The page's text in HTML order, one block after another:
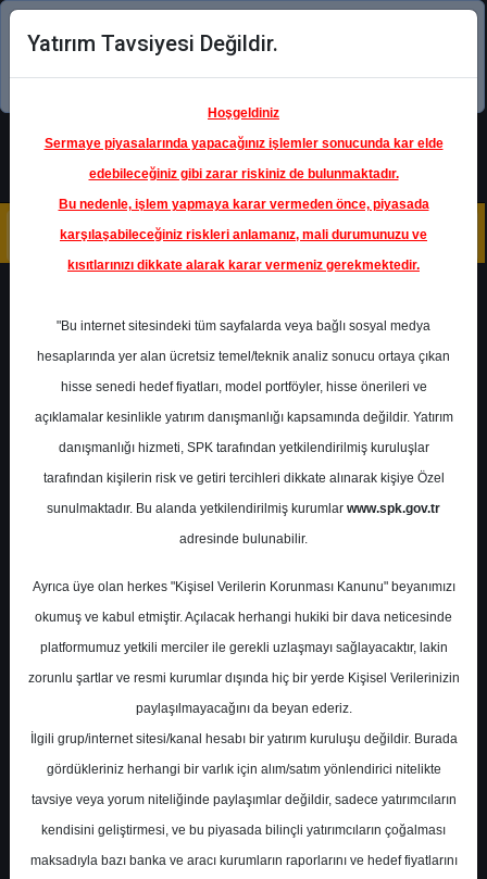
Şimdi uygulamayı indirin!
Ana Sayfa
Raporlar
Yapı Kredi Yatırım
Rapor Detay
UNLU - Hedef Fiyat
Yapı Kredi Yatırım 11 Kasım 2024
Yapı Kredi Yatırım Ünlü Yatırım Holding için
hedef fiyatını 23,0 TL, tavsiyesini 'TUT'
olarak korudu.
Yatırım Tavsiyesi Değildir.
Hoşgeldiniz
Sermaye piyasalarında yapacağınız işlemler sonucunda kar elde
edebileceğiniz gibi zarar riskiniz de bulunmaktadır.
Bu nedenle, işlem yapmaya karar vermeden önce, piyasada
karşılaşabileceğiniz riskleri anlamanız, mali durumunuzu ve
kısıtlarınızı dikkate alarak karar vermeniz gerekmektedir.
"Bu internet sitesindeki tüm sayfalarda veya bağlı sosyal medya
hesaplarında yer alan ücretsiz temel/teknik analiz sonucu ortaya çıkan
hisse senedi hedef fiyatları, model portföyler, hisse önerileri ve
açıklamalar kesinlikle yatırım danışmanlığı kapsamında değildir. Yatırım
danışmanlığı hizmeti, SPK tarafından yetkilendirilmiş kuruluşlar
tarafından kişilerin risk ve getiri tercihleri dikkate alınarak kişiye Özel
sunulmaktadır. Bu alanda yetkilendirilmiş kurumlar www.spk.gov.tr
adresinde bulunabilir.
Ayrıca üye olan herkes "Kişisel Verilerin Korunması Kanunu" beyanımızı
okumuş ve kabul etmiştir. Açılacak herhangi hukiki bir dava neticesinde
platformumuz yetkili merciler ile gerekli uzlaşmayı sağlayacaktır, lakin
zorunlu şartlar ve resmi kurumlar dışında hiç bir yerde Kişisel Verilerinizin
paylaşılmayacağını da beyan ederiz.
İlgili grup/internet sitesi/kanal hesabı bir yatırım kuruluşu değildir. Burada
gördükleriniz herhangi bir varlık için alım/satım yönlendirici nitelikte
tavsiye veya yorum niteliğinde paylaşımlar değildir, sadece yatırımcıların
kendisini geliştirmesi, ve bu piyasada bilinçli yatırımcıların çoğalması
maksadıyla bazı banka ve aracı kurumların raporlarını ve hedef fiyatlarını